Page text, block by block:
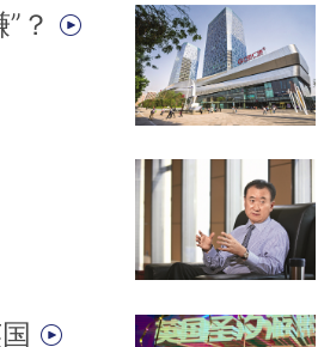
？